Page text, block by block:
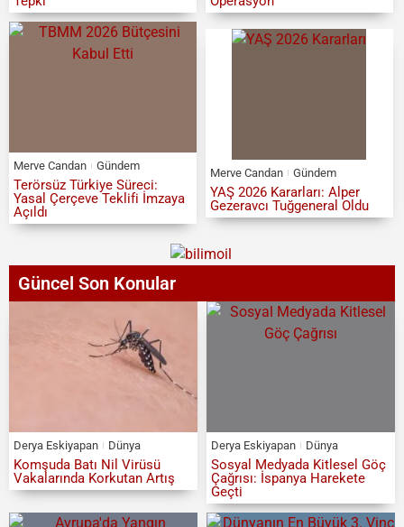
Merve Candan Gündem
Terörsüz Türkiye Süreci:
Yasal Çerçeve Teklifi İmzaya
Açıldı
Merve Candan Gündem
YAŞ 2026 Kararları: Alper
Gezeravcı Tuğgeneral Oldu
Güncel Son Konular
Derya Eskiyapan Dünya
Komşuda Batı Nil Virüsü
Vakalarında Korkutan Artış
Derya Eskiyapan Dünya
Sosyal Medyada Kitlesel Göç
Çağrısı: İspanya Harekete
Geçti